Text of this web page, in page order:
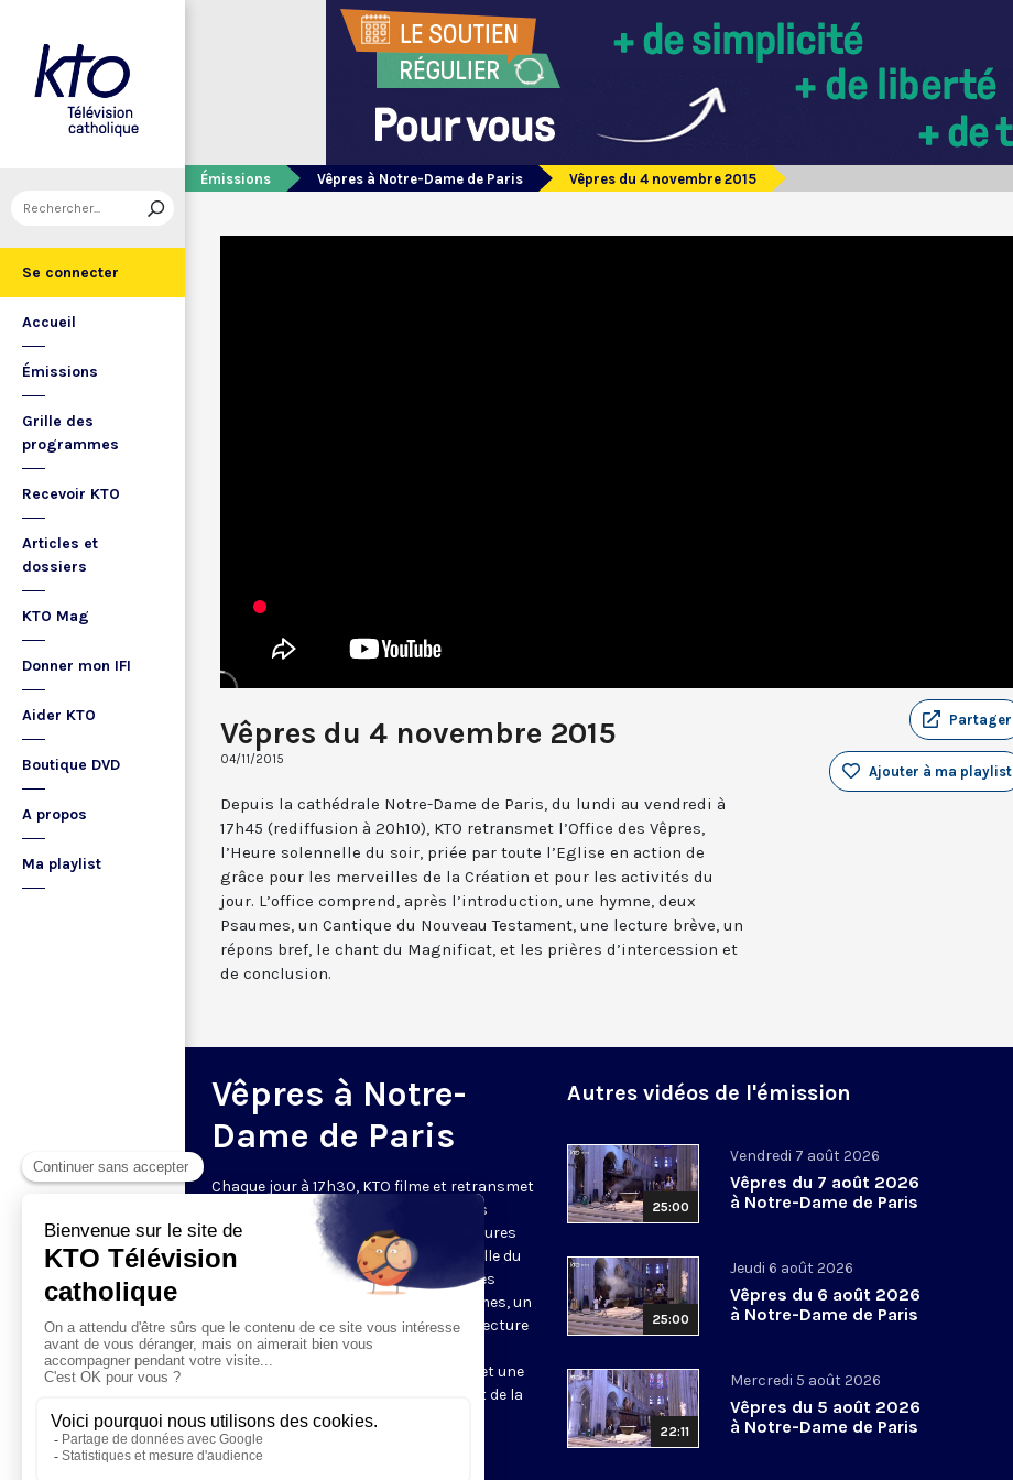
Se connecter
Accueil
Émissions
Grille des
programmes
Recevoir KTO
Articles et
dossiers
KTO Mag
Donner mon IFI
Aider KTO
Boutique DVD
A propos
Ma playlist
Émissions Vêpres à Notre-Dame de Paris Vêpres du 4 novembre 2015
Vêpres du 4 novembre 2015
04/11/2015
Partager
Ajouter à ma playlist
Depuis la cathédrale Notre-Dame de Paris, du lundi au vendredi à
17h45 (rediffusion à 20h10), KTO retransmet l’Office des Vêpres,
l’Heure solennelle du soir, priée par toute l’Eglise en action de
grâce pour les merveilles de la Création et pour les activités du
jour. L’office comprend, après l’introduction, une hymne, deux
Psaumes, un Cantique du Nouveau Testament, une lecture brève, un
répons bref, le chant du Magnificat, et les prières d’intercession et
de conclusion.
Vêpres à Notre-
Dame de Paris
Chaque jour à 17h30, KTO filme et retransmet
les Vêpres depuis Notre-Dame de Paris
rouverte. Les Vêpres font partie des Heures
de l’Office divin, c’est la prière solennelle du
soir. L’office de Vêpres comprend, après
l’introduction, une hymne, deux Psaumes, un
Cantique du Nouveau Testament, une lecture
brève, le chant d’actions de grâces du
Magnificat, les prières d’intercession et une
brève oraison. Les textes des Vêpres et de la
messe sont presque toujours ceux
qu’indiquent le site
Autres vidéos de l'émission
25:00
Vendredi 7 août 2026
Vêpres du 7 août 2026
à Notre-Dame de Paris
25:00
Jeudi 6 août 2026
Vêpres du 6 août 2026
à Notre-Dame de Paris
22:11
Mercredi 5 août 2026
Vêpres du 5 août 2026
à Notre-Dame de Paris